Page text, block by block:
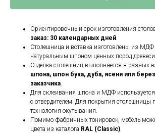
Ориентировочный срок изготовления
заказ: 30 календарных дней.
Столешница и вставка изготовлены из
натуральным шпоном ценных пород
Отделка столешниц выполняется в разных
шпона, шпон бука, дуба, ясеня или
заказчика.
Для склеивания шпона и МДФ используется
с отвердителем. Для покрытия столешницы
технология окутывания.
Помимо фабричных тонировок, мебель
цвета из каталога RAL (Classic).